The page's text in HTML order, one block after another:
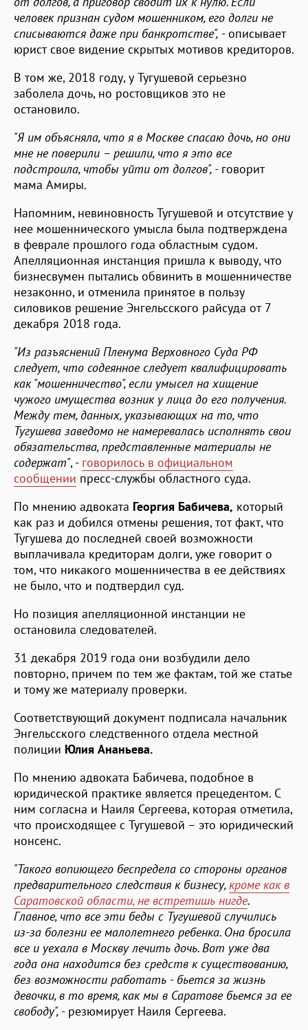
человек признан судом мошенником, его долги не
списываются даже при банкротстве", - описывает
юрист свое видение скрытых мотивов кредиторов.
В том же, 2018 году, у Тугушевой серьезно
заболела дочь, но ростовщиков это не
остановило.
"Я им объясняла, что я в Москве спасаю дочь, но они
мне не поверили – решили, что я это все
подстроила, чтобы уйти от долгов", - говорит
мама Амиры.
Напомним, невиновность Тугушевой и отсутствие у
нее мошеннического умысла была подтверждена
в феврале прошлого года областным судом.
Апелляционная инстанция пришла к выводу, что
бизнесвумен пытались обвинить в мошенничестве
незаконно, и отменила принятое в пользу
силовиков решение Энгельсского райсуда от 7
декабря 2018 года.
"Из разъяснений Пленума Верховного Суда РФ
следует, что содеянное следует квалифицировать
как "мошенничество", если умысел на хищение
чужого имущества возник у лица до его получения.
Между тем, данных, указывающих на то, что
Тугушева заведомо не намеревалась исполнять свои
обязательства, представленные материалы не
содержат", - говорилось в официальном
сообщении пресс-службы областного суда.
По мнению адвоката Георгия Бабичева, который
как раз и добился отмены решения, тот факт, что
Тугушева до последней своей возможности
выплачивала кредиторам долги, уже говорит о
том, что никакого мошенничества в ее действиях
не было, что и подтвердил суд.
Но позиция апелляционной инстанции не
остановила следователей.
31 декабря 2019 года они возбудили дело
повторно, причем по тем же фактам, той же статье
и тому же материалу проверки.
Соответствующий документ подписала начальник
Энгельсского следственного отдела местной
полиции Юлия Ананьева.
По мнению адвоката Бабичева, подобное в
юридической практике является прецедентом. С
ним согласна и Наиля Сергеева, которая отметила,
что происходящее с Тугушевой – это юридический
нонсенс.
"Такого вопиющего беспредела со стороны органов
предварительного следствия к бизнесу,кроме как в
Саратовской области, не встретишь нигде.
Главное, что все эти беды с Тугушевой случились
из-за болезни ее малолетнего ребенка. Она бросила
все и уехала в Москву лечить дочь. Вот уже два
года она находится без средств к существованию,
без возможности работать - бьется за жизнь
девочки, в то время, как мы в Саратове бьемся за ее
свободу", - резюмирует Наиля Сергеева.